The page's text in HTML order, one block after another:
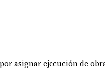
ejecución de obras a